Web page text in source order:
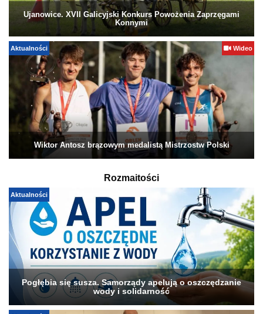
Ujanowice. XVII Galicyjski Konkurs Powożenia Zaprzęgami
Konnymi
Aktualności Wideo
Wiktor Antosz brązowym medalistą Mistrzostw Polski
Rozmaitości
Aktualności
Pogłębia się susza. Samorządy apelują o oszczędzanie
wody i solidarność